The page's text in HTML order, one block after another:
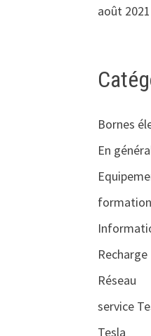
août 2021
Bornes
En
Recharge
Réseau
service
Tesla